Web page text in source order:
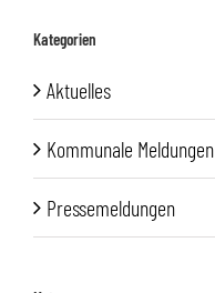
Kategorien
Aktuelles
Kommunale Meldungen
Pressemeldungen